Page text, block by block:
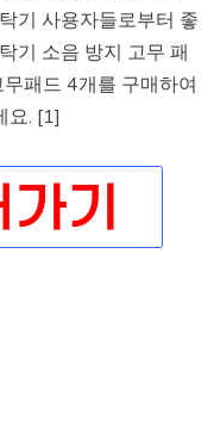
기 사용자들로부터 좋
기 소음 방지 고무 패
패드 4개를 구매하여
요. [1]